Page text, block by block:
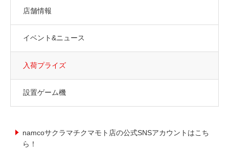
店舗情報
イベント&ニュース
入荷プライズ
設置ゲーム機
namcoサクラマチクマモト店の公式SNSアカウントはこち
ら！